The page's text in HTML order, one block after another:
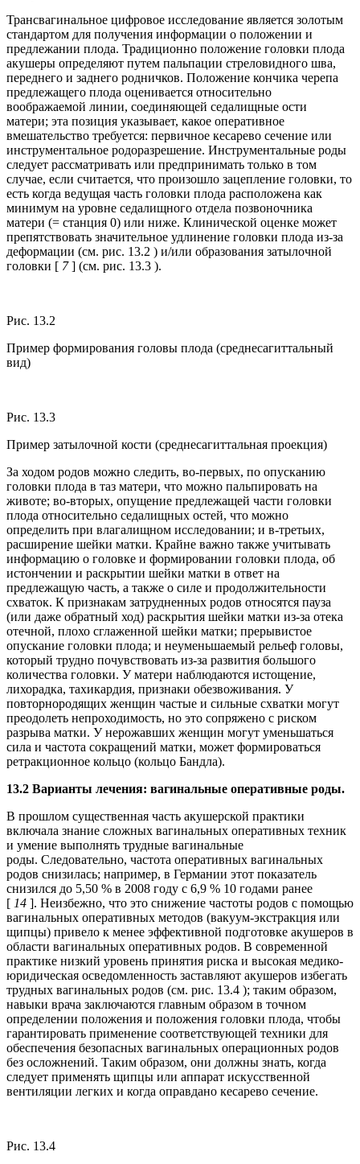
Трансвагинальное цифровое исследование является золотым
стандартом для получения информации о положении и
предлежании плода. Традиционно положение головки плода
акушеры определяют путем пальпации стреловидного шва,
переднего и заднего родничков. Положение кончика черепа
предлежащего плода оценивается относительно
воображаемой линии, соединяющей седалищные ости
матери; эта позиция указывает, какое оперативное
вмешательство требуется: первичное кесарево сечение или
инструментальное родоразрешение. Инструментальные роды
следует рассматривать или предпринимать только в том
случае, если считается, что произошло зацепление головки, то
есть когда ведущая часть головки плода расположена как
минимум на уровне седалищного отдела позвоночника
матери (= станция 0) или ниже. Клинической оценке может
препятствовать значительное удлинение головки плода из-за
деформации (см. рис. 13.2 ) и/или образования затылочной
головки [ 7] (см. рис. 13.3 ).
Рис. 13.2
Пример формирования головы плода (среднесагиттальный
вид)
Рис. 13.3
Пример затылочной кости (среднесагиттальная проекция)
За ходом родов можно следить, во-первых, по опусканию
головки плода в таз матери, что можно пальпировать на
животе; во-вторых, опущение предлежащей части головки
плода относительно седалищных остей, что можно
определить при влагалищном исследовании; и в-третьих,
расширение шейки матки. Крайне важно также учитывать
информацию о головке и формировании головки плода, об
истончении и раскрытии шейки матки в ответ на
предлежащую часть, а также о силе и продолжительности
схваток. К признакам затрудненных родов относятся пауза
(или даже обратный ход) раскрытия шейки матки из-за отека
отечной, плохо сглаженной шейки матки; прерывистое
опускание головки плода; и неуменьшаемый рельеф головы,
который трудно почувствовать из-за развития большого
количества головки. У матери наблюдаются истощение,
лихорадка, тахикардия, признаки обезвоживания. У
повторнородящих женщин частые и сильные схватки могут
преодолеть непроходимость, но это сопряжено с риском
разрыва матки. У нерожавших женщин могут уменьшаться
сила и частота сокращений матки, может формироваться
ретракционное кольцо (кольцо Бандла).
13.2 Варианты лечения: вагинальные оперативные роды.
В прошлом существенная часть акушерской практики
включала знание сложных вагинальных оперативных техник
и умение выполнять трудные вагинальные
роды. Следовательно, частота оперативных вагинальных
родов снизилась; например, в Германии этот показатель
снизился до 5,50 % в 2008 году с 6,9 % 10 годами ранее
[ 14 ]. Неизбежно, что это снижение частоты родов с помощью
вагинальных оперативных методов (вакуум-экстракция или
щипцы) привело к менее эффективной подготовке акушеров в
области вагинальных оперативных родов. В современной
практике низкий уровень принятия риска и высокая медико-
юридическая осведомленность заставляют акушеров избегать
трудных вагинальных родов (см. рис. 13.4 ); таким образом,
навыки врача заключаются главным образом в точном
определении положения и положения головки плода, чтобы
гарантировать применение соответствующей техники для
обеспечения безопасных вагинальных операционных родов
без осложнений. Таким образом, они должны знать, когда
следует применять щипцы или аппарат искусственной
вентиляции легких и когда оправдано кесарево сечение.
Рис. 13.4